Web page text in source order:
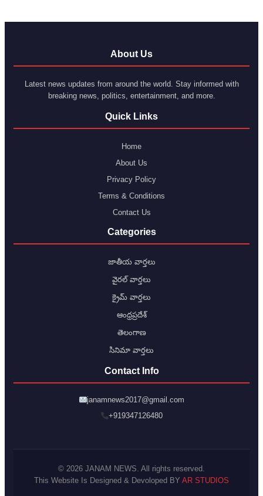
About Us
Latest news updates from around the world. Stay informed with
breaking news, politics, entertainment, and more.
Quick Links
Home
About Us
Privacy Policy
Terms & Conditions
Contact Us
Categories
జాతీయ వార్తలు
వైరల్ వార్తలు
క్రైమ్ వార్తలు
ఆంధ్రప్రదేశ్
తెలంగాణ
సినిమా వార్తలు
Contact Info
janamnews2017@gmail.com
+919347126480
© 2026 JANAM NEWS. All rights reserved.
This Website Is Designed & Devoloped BY AR STUDIOS